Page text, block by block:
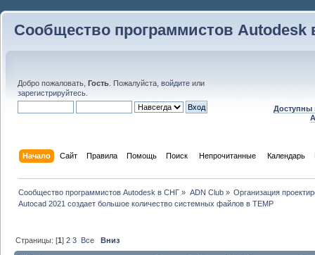
Сообщество программистов Autodesk
Добро пожаловать, Гость . Пожалуйста, войдите или
зарегистрируйтесь
Доступны
Начало Сайт Правила Помощь Поиск Непрочитанные Календарь
Сообщество программистов Autodesk в СНГ » ADN Club» Организация
Autocad 2021 создает большое количество системных файлов в TEMP
Страницы: [1]2 3 Все Вниз